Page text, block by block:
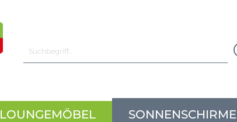
LOUNGEMÖBEL SONNENSCHIRME